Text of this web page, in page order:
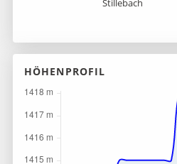
Stillebach
HÖHENPROFIL